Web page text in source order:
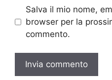
Salva il mio nome,
browser per la
commento.